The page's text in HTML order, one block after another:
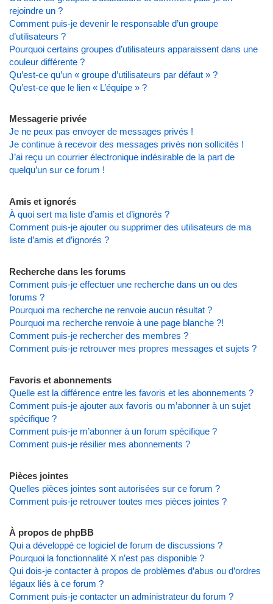
rejoindre un ?
Comment puis-je devenir le responsable d’un groupe
d’utilisateurs ?
Pourquoi certains groupes d’utilisateurs apparaissent dans une
couleur différente ?
Qu’est-ce qu’un « groupe d’utilisateurs par défaut » ?
Qu’est-ce que le lien « L’équipe » ?
Messagerie privée
Je ne peux pas envoyer de messages privés !
Je continue à recevoir des messages privés non sollicités !
J’ai reçu un courrier électronique indésirable de la part de
quelqu’un sur ce forum !
Amis et ignorés
À quoi sert ma liste d’amis et d’ignorés ?
Comment puis-je ajouter ou supprimer des utilisateurs de ma
liste d’amis et d’ignorés ?
Recherche dans les forums
Comment puis-je effectuer une recherche dans un ou des
forums ?
Pourquoi ma recherche ne renvoie aucun résultat ?
Pourquoi ma recherche renvoie à une page blanche ?!
Comment puis-je rechercher des membres ?
Comment puis-je retrouver mes propres messages et sujets ?
Favoris et abonnements
Quelle est la différence entre les favoris et les abonnements ?
Comment puis-je ajouter aux favoris ou m’abonner à un sujet
spécifique ?
Comment puis-je m’abonner à un forum spécifique ?
Comment puis-je résilier mes abonnements ?
Pièces jointes
Quelles pièces jointes sont autorisées sur ce forum ?
Comment puis-je retrouver toutes mes pièces jointes ?
À propos de phpBB
Qui a développé ce logiciel de forum de discussions ?
Pourquoi la fonctionnalité X n’est pas disponible ?
Qui dois-je contacter à propos de problèmes d’abus ou d’ordres
légaux liés à ce forum ?
Comment puis-je contacter un administrateur du forum ?